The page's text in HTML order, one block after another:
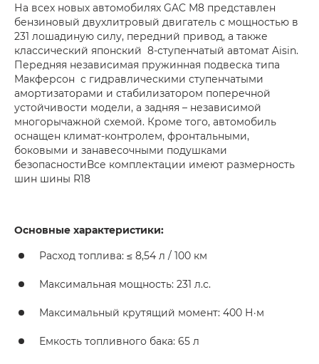
На всех новых автомобилях GAC М8 представлен
бензиновый двухлитровый двигатель с мощностью в
231 лошадиную силу, передний привод, а также
классический японский 8-ступенчатый автомат Aisin.
Передняя независимая пружинная подвеска типа
Макферсон с гидравлическими ступенчатыми
амортизаторами и стабилизатором поперечной
устойчивости модели, а задняя – независимой
многорычажной схемой. Кроме того, автомобиль
оснащен климат-контролем, фронтальными,
боковыми и занавесочными подушками
безопасностиВсе комплектации имеют размерность
шин шины R18
Основные характеристики:
Расход топлива: ≤ 8,54 л / 100 км
Максимальная мощность: 231 л.с.
Максимальный крутящий момент: 400 Н·м
Емкость топливного бака: 65 л